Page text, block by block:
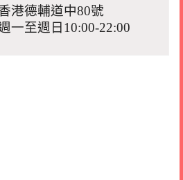
港德輔道中80號
一至週日10:00-22:00